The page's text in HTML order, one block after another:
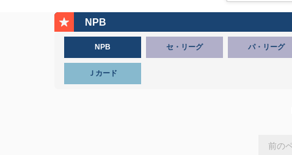
NPB
NPB セ・リーグ パ・リーグ
Ｊカード
前の